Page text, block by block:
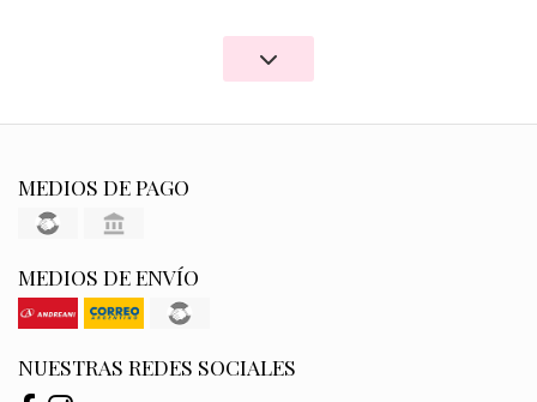
MEDIOS DE PAGO
MEDIOS DE ENVÍO
NUESTRAS REDES SOCIALES